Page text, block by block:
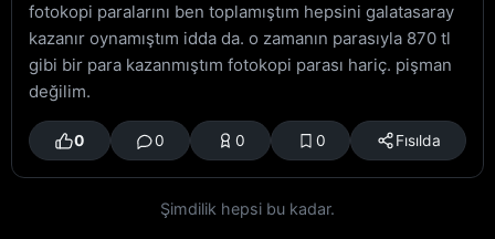
fotokopi paralarını ben toplamıştım hepsini galatasaray
kazanır oynamıştım idda da. o zamanın parasıyla 870 tl
gibi bir para kazanmıştım fotokopi parası hariç. pişman
değilim.
0 0 0 0 Fısılda
Şimdilik hepsi bu kadar.